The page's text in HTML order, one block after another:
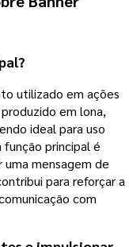
utilizado em ações
em lona,
ideal para uso
função principal é
mensagem de
para reforçar a
com